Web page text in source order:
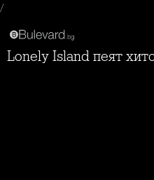
/
Lonely Island пеят